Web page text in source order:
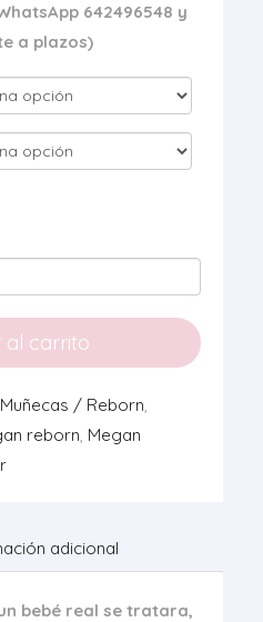
642496548 y
a plazos)
al carrito
Muñecas / Reborn,
reborn, Megan
adicional
bebé real se tratara,